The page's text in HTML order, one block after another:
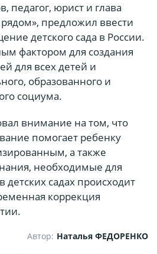
педагог, юрист и глава
предложил ввести
детского сада в России.
фактором для создания
для всех детей и
образованного и
социума.
внимание на том, что
помогает ребенку
а также
необходимые для
садах происходит
коррекция
Автор: Наталья ФЕДОРЕНКО